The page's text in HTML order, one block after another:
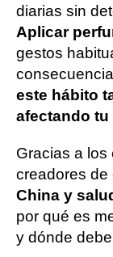
diarias sin
Aplicar
gestos
este hábito
afectando tu
Gracias a los
creadores de
China y
por qué es
y dónde